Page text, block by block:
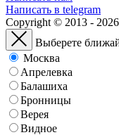
Написать в telegram
Copyright © 2013 -
Выберете
Москва
Апрелевка
Балашиха
Бронницы
Верея
Видное